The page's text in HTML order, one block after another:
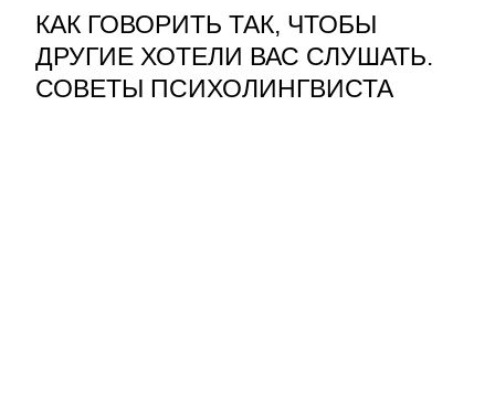
КАК ГОВОРИТЬ ТАК, ЧТОБЫ
ДРУГИЕ ХОТЕЛИ ВАС СЛУШАТЬ.
СОВЕТЫ ПСИХОЛИНГВИСТА